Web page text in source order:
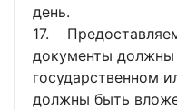
день.
17.
документы должны
государственном
должны быть